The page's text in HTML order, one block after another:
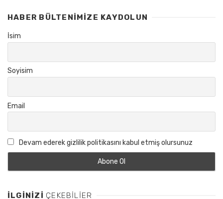
HABER BÜLTENIMIZE KAYDOLUN
İsim
Soyisim
Email
Devam ederek gizlilik politikasını kabul etmiş olursunuz
İLGINIZI ÇEKEBILIER